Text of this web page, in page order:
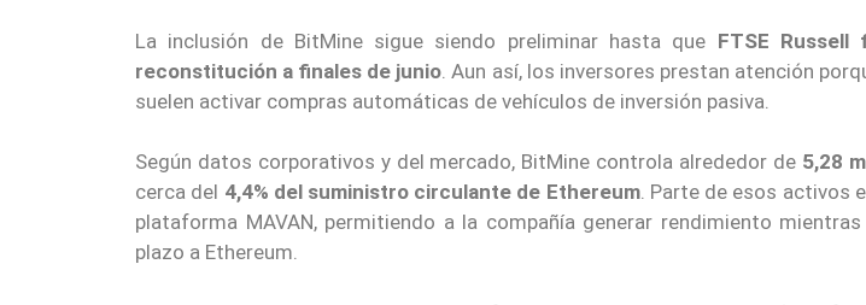
La inclusión de BitMine sigue siendo preliminar hasta que FTSE
reconstitución a finales de junio . Aun así, los inversores prestan atención
suelen activar compras automáticas de vehículos de inversión pasiva.
Según datos corporativos y del mercado, BitMine controla alrededor de 5,28
cerca del 4,4% del suministro circulante de Ethereum. Parte de esos activos
plataforma MAVAN, permitiendo a la compañía generar rendimiento
plazo a Ethereum.